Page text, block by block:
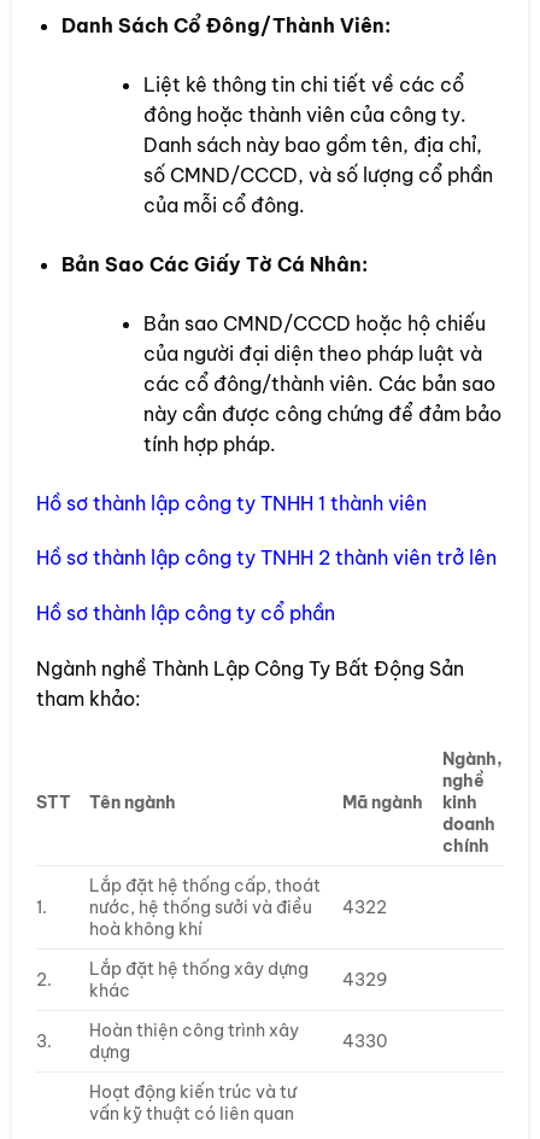
Danh Sách Cổ Đông/Thành Viên:
Liệt kê thông tin chi tiết về các cổ
đông hoặc thành viên của công ty.
Danh sách này bao gồm tên, địa chỉ,
số CMND/CCCD, và số lượng cổ phần
của mỗi cổ đông.
Bản Sao Các Giấy Tờ Cá Nhân:
Bản sao CMND/CCCD hoặc hộ chiếu
của người đại diện theo pháp luật và
các cổ đông/thành viên. Các bản sao
này cần được công chứng để đảm bảo
tính hợp pháp.
Hồ sơ thành lập công ty TNHH 1 thành viên
Hồ sơ thành lập công ty TNHH 2 thành viên trở lên
Hồ sơ thành lập công ty cổ phần
Ngành nghề Thành Lập Công Ty Bất Động Sản
tham khảo:
STT Tên ngành Mã ngành
Ngành,
nghề
kinh
doanh
chính
1.
Lắp đặt hệ thống cấp, thoát
nước, hệ thống sưởi và điều
hoà không khí
4322
2.
Lắp đặt hệ thống xây dựng
khác
4329
3.
Hoàn thiện công trình xây
dựng
4330
Hoạt động kiến trúc và tư
vấn kỹ thuật có liên quan